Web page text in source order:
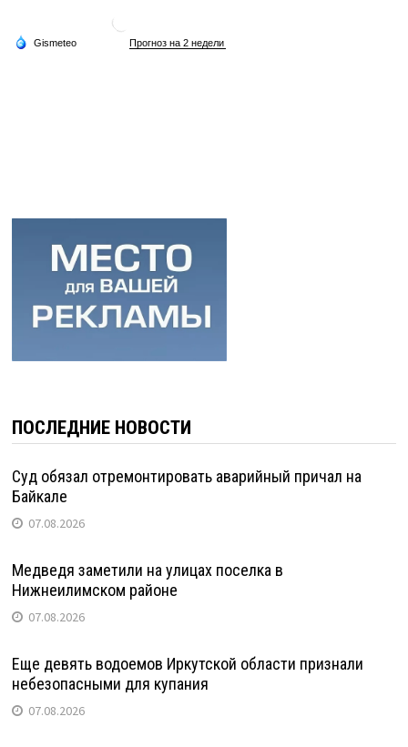
ПОСЛЕДНИЕ НОВОСТИ
Суд обязал отремонтировать аварийный причал на
Байкале
07.08.2026
Медведя заметили на улицах поселка в
Нижнеилимском районе
07.08.2026
Еще девять водоемов Иркутской области признали
небезопасными для купания
07.08.2026